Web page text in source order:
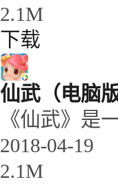
2.1M
下载
仙武（电脑版
《仙武》是
2018-04-19
2.1M